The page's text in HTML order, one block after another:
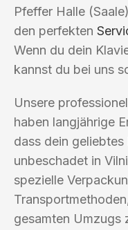
Pfeffer Halle
den perfekten
Wenn du dein
kannst du bei uns
Unsere
haben langjährige
dass dein
unbeschadet in
spezielle
gesamten Umzugs